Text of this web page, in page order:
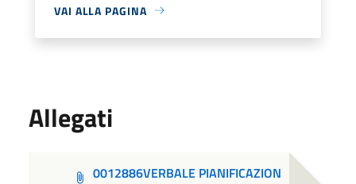
VAI ALLA PAGINA
Allegati
0012886VERBALE PIANIFICAZION